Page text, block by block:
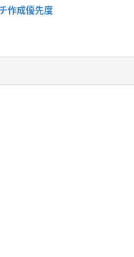
作成優先度